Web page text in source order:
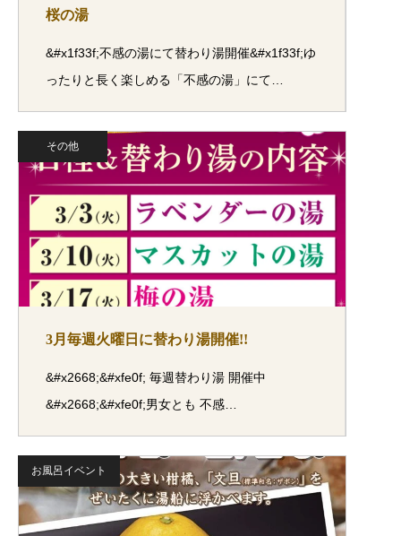
桜の湯
&#x1f33f;不感の湯にて替わり湯開催&#x1f33f;ゆ
ったりと長く楽しめる「不感の湯」にて…
その他
3月毎週火曜日に替わり湯開催!!
&#x2668;&#xfe0f; 毎週替わり湯 開催中
&#x2668;&#xfe0f;男女とも 不感…
お風呂イベント